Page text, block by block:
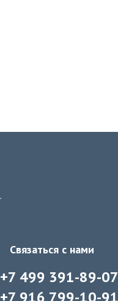
Связаться с нами
+7 499 391-89-07
+7 916 799-10-91